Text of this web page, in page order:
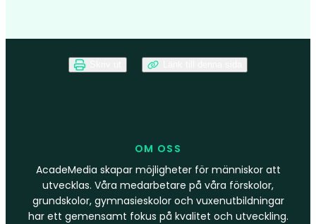
OM OSS
AcadeMedia skapar möjligheter för människor att
utvecklas. Våra medarbetare på våra förskolor,
grundskolor, gymnasieskolor och vuxenutbildningar
har ett gemensamt fokus på kvalitet och utveckling.